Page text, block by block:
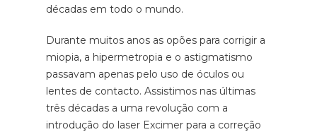
décadas em todo o mundo.
Durante muitos anos as opões para corrigir a
miopia, a hipermetropia e o astigmatismo
passavam apenas pelo uso de óculos ou
lentes de contacto. Assistimos nas últimas
três décadas a uma revolução com a
introdução do laser Excimer para a correção